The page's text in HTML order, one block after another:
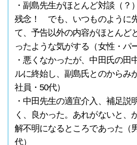
・副島先生がほとんど対談（？
残念！ でも、いつものように
て、予告以外の内容がほとんど
ったような気がする（女性・パ
・悪くなかったが、中田氏の田
ルに終始し、副島氏とのからみ
社員・50代）
・中田先生の適宜介入、補足説
く、良かった。あれがないと、
解不明になるところであった（
代）